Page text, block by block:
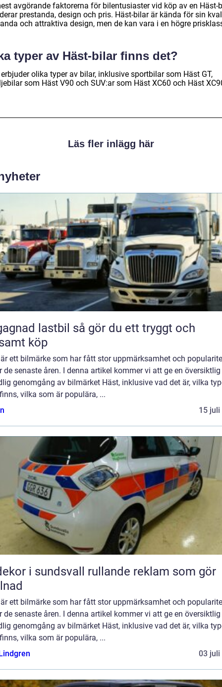
avgörande faktorerna för bilentusiaster vid köp av en Häst-
prestanda, design och pris. Häst-bilar är kända för sin
och attraktiva design, men de kan vara i en högre
typer av Häst-bilar finns det?
olika typer av bilar, inklusive sportbilar som Häst GT,
som Häst V90 och SUV:ar som Häst XC60 och Häst
Läs fler inlägg här
lastbil så gör du ett tryggt och
köp
ett bilmärke som har fått stor uppmärksamhet och
de senaste åren. I denna artikel kommer vi att ge en
genomgång av bilmärket Häst, inklusive vad det är, vilka
vilka som är populära, ...
15 juli
sundsvall rullande reklam som gör
ett bilmärke som har fått stor uppmärksamhet och
de senaste åren. I denna artikel kommer vi att ge en
genomgång av bilmärket Häst, inklusive vad det är, vilka
vilka som är populära, ...
03 juli